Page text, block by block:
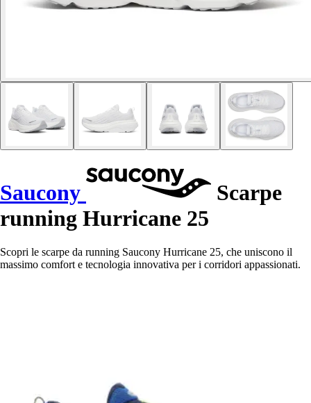
Saucony
Scarpe
running Hurricane 25
Scopri le scarpe da running Saucony Hurricane 25, che uniscono il
massimo comfort e tecnologia innovativa per i corridori appassionati.